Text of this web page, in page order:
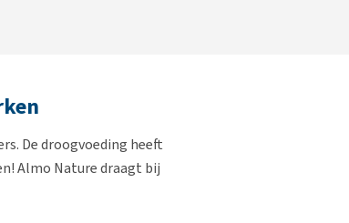
De droogvoeding heeft
Almo Nature draagt bij